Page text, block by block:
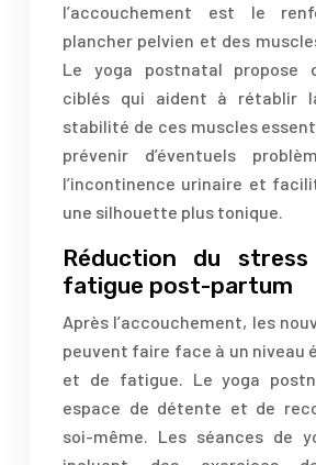
l’accouchement est le
plancher pelvien et des
Le yoga postnatal propose
ciblés qui aident à rétablir
stabilité de ces muscles
prévenir d’éventuels
l’incontinence urinaire et
une silhouette plus tonique.
Réduction du
fatigue post-partum
Après l’accouchement, les
peuvent faire face à un niveau
et de fatigue. Le yoga
espace de détente et de
soi-même. Les séances de